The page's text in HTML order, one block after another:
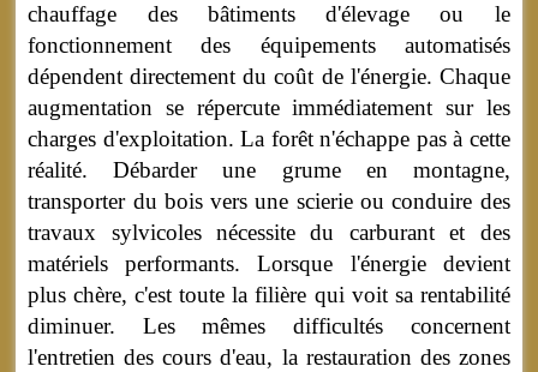
chauffage des bâtiments d'élevage ou le
fonctionnement des équipements automatisés
dépendent directement du coût de l'énergie. Chaque
augmentation se répercute immédiatement sur les
charges d'exploitation.La forêt n'échappe pas à cette
réalité. Débarder une grume en montagne,
transporter du bois vers une scierie ou conduire des
travaux sylvicoles nécessite du carburant et des
matériels performants. Lorsque l'énergie devient
plus chère, c'est toute la filière qui voit sa rentabilité
diminuer. Les mêmes difficultés concernent
l'entretien des cours d'eau, la restauration des zones